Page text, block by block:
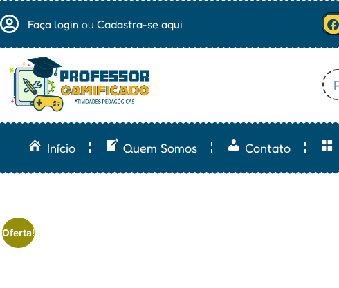
Faça login ou Cadastra-se aqui
Início Quem Somos Contato
Oferta!